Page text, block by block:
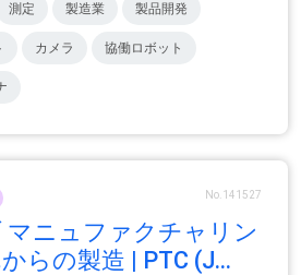
測定 製造業 製品開発
カメラ 協働ロボット
No.141527
マニュファクチャリン
らの製造 | PTC (J...